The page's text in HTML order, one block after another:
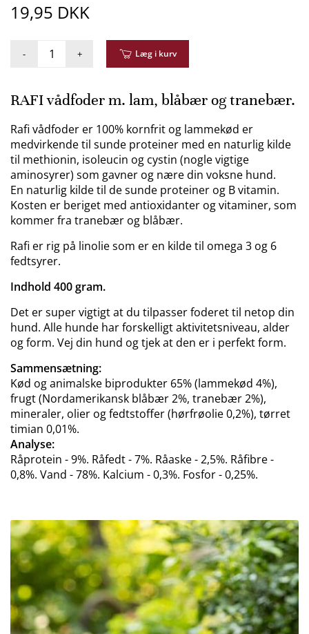
19,95 DKK
- + Læg i kurv
RAFI vådfoder m. lam, blåbær og tranebær.
Rafi vådfoder er 100% kornfrit og lammekød er
medvirkende til sunde proteiner med en naturlig kilde
til methionin, isoleucin og cystin (nogle vigtige
aminosyrer) som gavner og nære din voksne hund.
En naturlig kilde til de sunde proteiner og B vitamin.
Kosten er beriget med antioxidanter og vitaminer, som
kommer fra tranebær og blåbær.
Rafi er rig på linolie som er en kilde til omega 3 og 6
fedtsyrer.
Indhold 400 gram.
Det er super vigtigt at du tilpasser foderet til netop din
hund. Alle hunde har forskelligt aktivitetsniveau, alder
og form. Vej din hund og tjek at den er i perfekt form.
Sammensætning:
Kød og animalske biprodukter 65% (lammekød 4%),
frugt (Nordamerikansk blåbær 2%, tranebær 2%),
mineraler, olier og fedtstoffer (hørfrøolie 0,2%), tørret
timian 0,01%.
Analyse:
Råprotein - 9%. Råfedt - 7%. Råaske - 2,5%. Råfibre -
0,8%. Vand - 78%. Kalcium - 0,3%. Fosfor - 0,25%.